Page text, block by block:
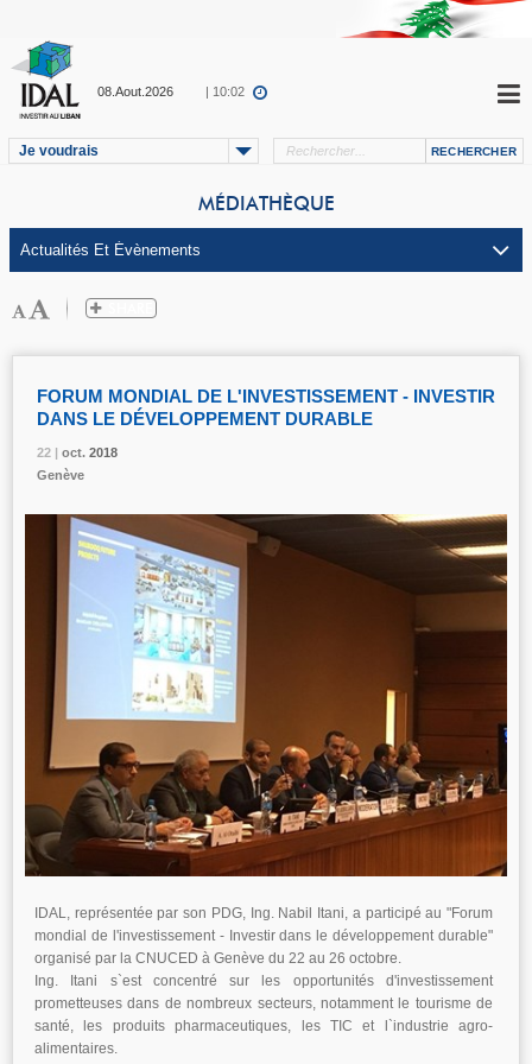
08.Aout.2026 | 10:02
Je voudrais
MÉDIATHÈQUE
22 | oct. 2018
FORUM MONDIAL DE L'INVESTISSEMENT - INVESTIR
DANS LE DÉVELOPPEMENT DURABLE
22 | oct. 2018
Genève
22 | oct. 2018
IDAL, représentée par son PDG, Ing. Nabil Itani, a participé au "Forum
mondial de l'investissement - Investir dans le développement durable"
organisé par la CNUCED à Genève du 22 au 26 octobre.
Ing. Itani s`est concentré sur les opportunités d'investissement
prometteuses dans de nombreux secteurs, notamment le tourisme de
santé, les produits pharmaceutiques, les TIC et l`industrie agro-
alimentaires.